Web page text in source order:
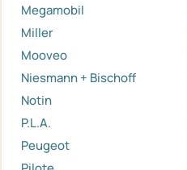
Megamobil
Miller
Mooveo
Niesmann + Bischoff
Notin
P.L.A.
Peugeot